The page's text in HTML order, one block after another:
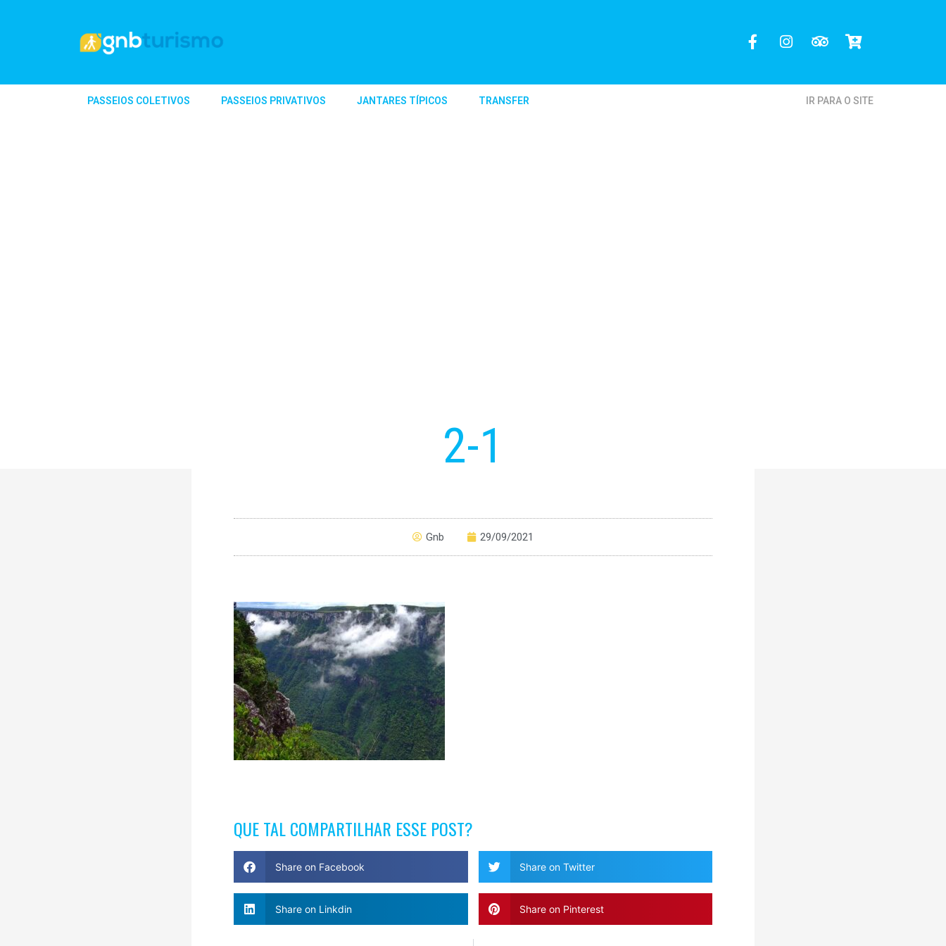
PASSEIOS COLETIVOS PASSEIOS PRIVATIVOS JANTARES TÍPICOS TRANSFER IR PARA O SITE
2-1
Gnb 29/09/2021
QUE TAL COMPARTILHAR ESSE POST?
Share on Facebook Share on Twitter
Share on Linkdin Share on Pinterest